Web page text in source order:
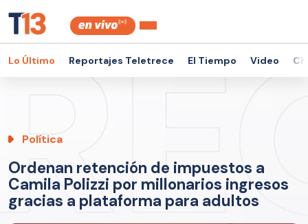
Lo Último Reportajes Teletrece El Tiempo Video
Política
Ordenan retención de impuestos a
Camila Polizzi por millonarios ingresos
gracias a plataforma para adultos